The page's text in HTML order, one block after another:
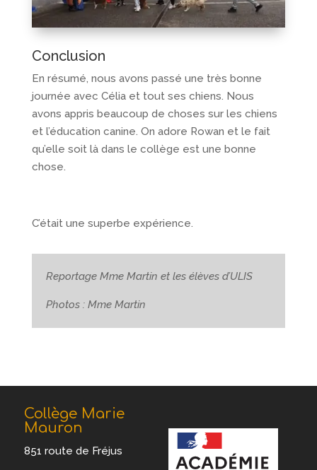
Conclusion
En résumé, nous avons passé une très bonne
journée avec Célia et tout ses chiens. Nous
avons appris beaucoup de choses sur les chiens
et l’éducation canine. On adore Rowan et le fait
qu’elle soit là dans le collège est une bonne
chose.
C’était une superbe expérience.
Reportage Mme Martin et les élèves d’ULIS
Photos : Mme Martin
Collège Marie
Mauron
851 route de Fréjus